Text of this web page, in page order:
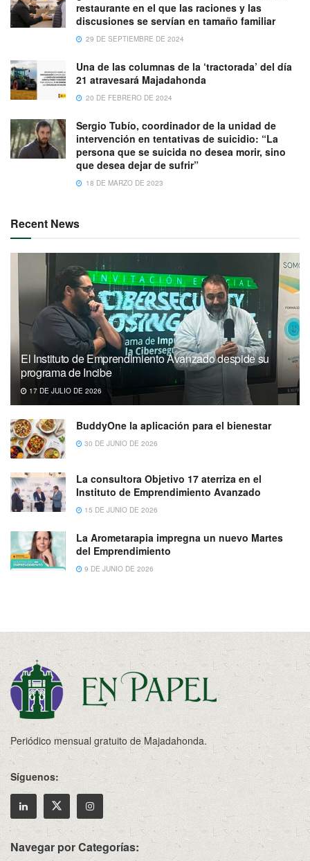
restaurante en el que las raciones y las
discusiones se servían en tamaño familiar
29 DE SEPTIEMBRE DE 2024
Una de las columnas de la ‘tractorada’ del día
21 atravesará Majadahonda
20 DE FEBRERO DE 2024
Sergio Tubío, coordinador de la unidad de
intervención en tentativas de suicidio: “La
persona que se suicida no desea morir, sino
que desea dejar de sufrir”
18 DE MARZO DE 2023
Recent News
El Instituto de Emprendimiento Avanzado despide su
programa de Incibe
17 DE JULIO DE 2026
BuddyOne la aplicación para el bienestar
30 DE JUNIO DE 2026
La consultora Objetivo 17 aterriza en el
Instituto de Emprendimiento Avanzado
15 DE JUNIO DE 2026
La Arometarapia impregna un nuevo Martes
del Emprendimiento
9 DE JUNIO DE 2026
Periódico mensual gratuito de Majadahonda.
Síguenos:
Navegar por Categorías: